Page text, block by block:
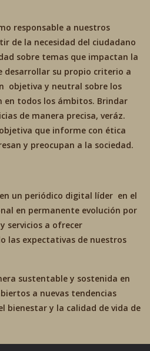
responsable a nuestros
de la necesidad del ciudadano
sobre temas que impactan la
desarrollar su propio criterio a
objetiva y neutral sobre los
en todos los ámbitos. Brindar
de manera precisa, veráz.
que informe con ética
y preocupan a la sociedad.
un periódico digital líder en el
en permanente evolución por
servicios a ofrecer
las expectativas de nuestros
sustentable y sostenida en
a nuevas tendencias
bienestar y la calidad de vida de